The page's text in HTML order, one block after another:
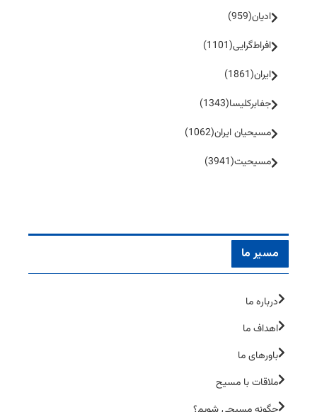
ادیان(959)
افراط‌گرایی(1101)
ایران(1861)
جفا‌بر‌کلیسا(1343)
مسیحیان ایران(1062)
مسیحیت(3941)
مسیر ما
درباره ما
اهداف ما
باورهای ما
ملاقات با مسیح